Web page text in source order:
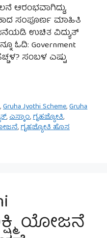
ಆರಂಭವಾಗಿದ್ದು,
ಸಂಪೂರ್ಣ ಮಾಹಿತಿ
ಉಚಿತ ವಿದ್ಯುತ್
ಓದಿ: Government
ಸಂಬಳ ಎಷ್ಟು
,Gruha Jyothi Scheme,Gruha
,ಎಸ್ಕಾಂ,ಗೃಹಜ್ಯೋತಿ,
,ಗೃಹಜ್ಯೋತಿ ಹೊಸ
ಯೋಜನೆ